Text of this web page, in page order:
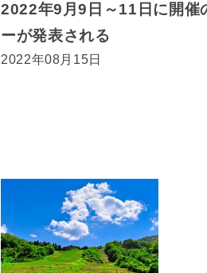
2022年9月9日～11日に開催
ーが発表される
2022年08月15日